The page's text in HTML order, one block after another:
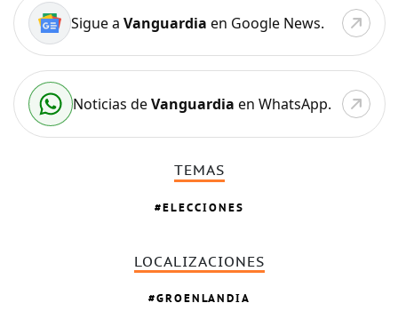
Sigue a Vanguardia en Google News.
Noticias deVanguardia en WhatsApp.
TEMAS
ELECCIONES
LOCALIZACIONES
GROENLANDIA